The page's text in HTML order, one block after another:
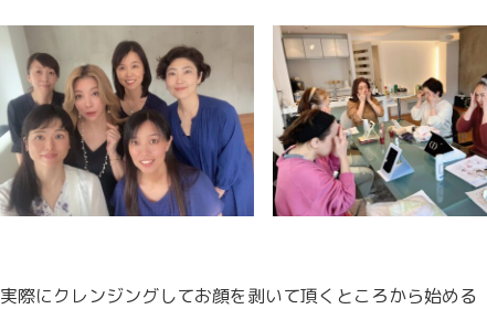
実際にクレンジングしてお顔を剥いて頂くところから始める